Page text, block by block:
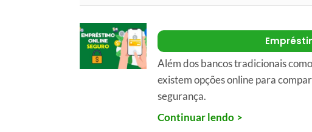
Além dos bancos tradicionais
existem opções online para
segurança.
Continuar lendo